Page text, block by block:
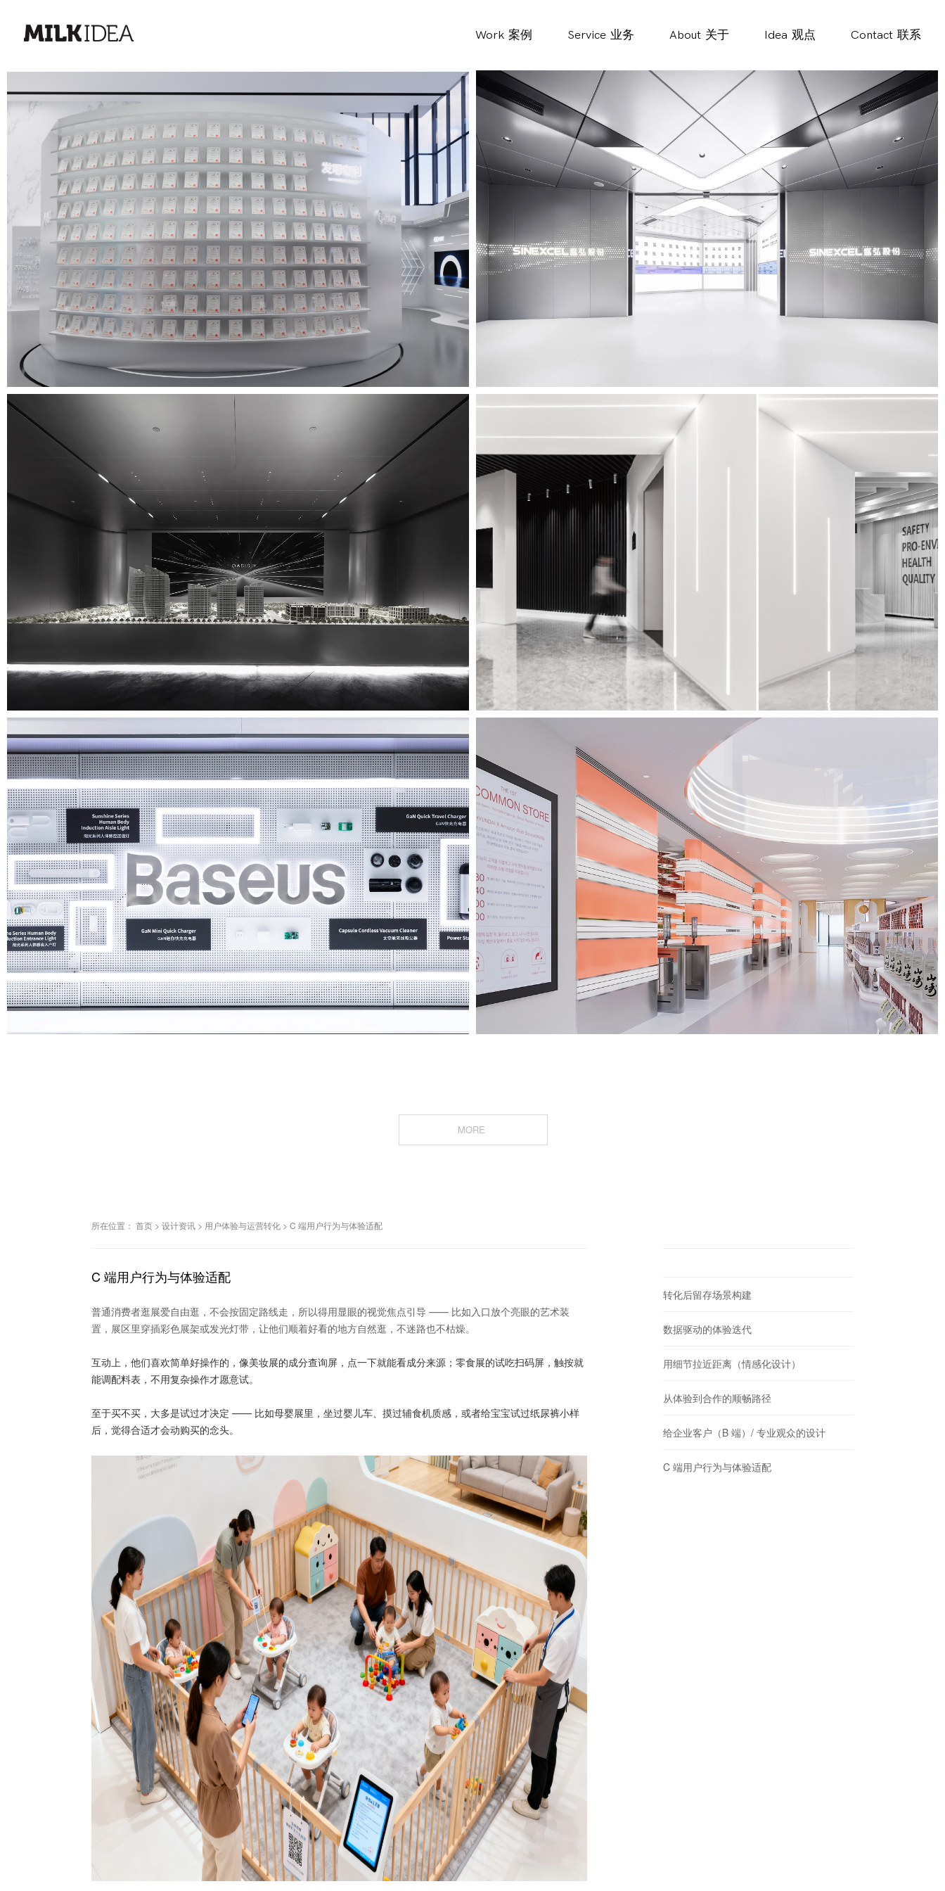
Work 案例 Service 业务 About 关于 Idea 观点 Contact 联系
MORE
所在位置： 首页 > 设计资讯 > 用户体验与运营转化 > C 端用户行为与体验适配
C 端用户行为与体验适配
普通消费者逛展爱自由逛，不会按固定路线走，所以得用显眼的视觉焦点引导 —— 比如入口放个亮眼的艺术装
置，展区里穿插彩色展架或发光灯带，让他们顺着好看的地方自然逛，不迷路也不枯燥。
互动上，他们喜欢简单好操作的，像美妆展的成分查询屏，点一下就能看成分来源；零食展的试吃扫码屏，触按就
能调配料表，不用复杂操作才愿意试。
至于买不买，大多是试过才决定 —— 比如母婴展里，坐过婴儿车、摸过辅食机质感，或者给宝宝试过纸尿裤小样
后，觉得合适才会动购买的念头。
转化后留存场景构建
数据驱动的体验迭代
用细节拉近距离（情感化设计）
从体验到合作的顺畅路径
给企业客户（B 端）/ 专业观众的设计
C 端用户行为与体验适配